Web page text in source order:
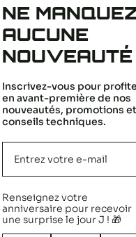
HG-W-02010
NE
AUCUNE
NOUVEAUTÉ
Inscrivez-vous pour
en avant-première de nos
nouveautés, promotions et
conseils techniques.
Renseignez votre
anniversaire pour recevoir
une surprise le jour J ! 🎁